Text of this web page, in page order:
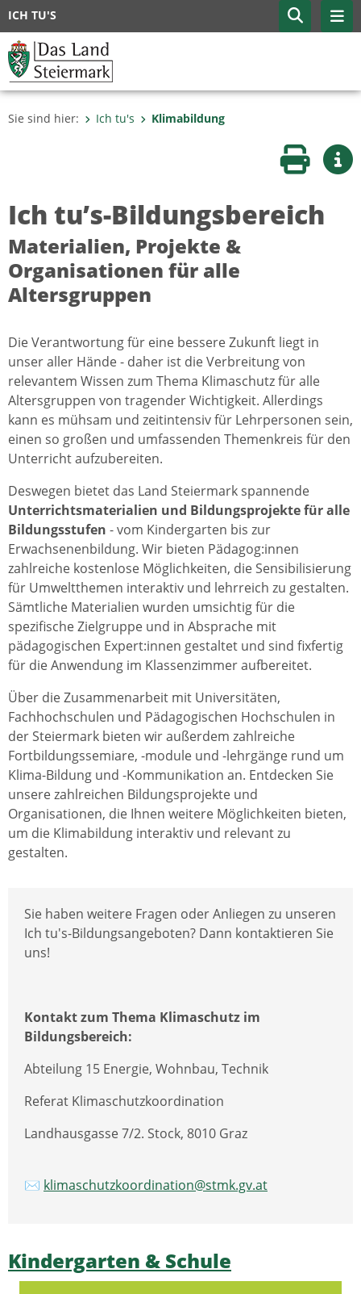
ICH TU'S
Sie sind hier: Ich tu's Klimabildung
Seite
Ich tu’s-Bildungsbereich
Materialien, Projekte &
Organisationen für alle
Altersgruppen
Die Verantwortung für eine bessere Zukunft liegt in
unser aller Hände - daher ist die Verbreitung von
relevantem Wissen zum Thema Klimaschutz für alle
Altersgruppen von tragender Wichtigkeit. Allerdings
kann es mühsam und zeitintensiv für Lehrpersonen sein,
einen so großen und umfassenden Themenkreis für den
Unterricht aufzubereiten.
Deswegen bietet das Land Steiermark spannende
Unterrichtsmaterialien und Bildungsprojekte für alle
Bildungsstufen - vom Kindergarten bis zur
Erwachsenenbildung. Wir bieten Pädagog:innen
zahlreiche kostenlose Möglichkeiten, die Sensibilisierung
für Umweltthemen interaktiv und lehrreich zu gestalten.
Sämtliche Materialien wurden umsichtig für die
spezifische Zielgruppe und in Absprache mit
pädagogischen Expert:innen gestaltet und sind fixfertig
für die Anwendung im Klassenzimmer aufbereitet.
Über die Zusammenarbeit mit Universitäten,
Fachhochschulen und Pädagogischen Hochschulen in
der Steiermark bieten wir außerdem zahlreiche
Fortbildungssemiare, -module und -lehrgänge rund um
Klima-Bildung und -Kommunikation an. Entdecken Sie
unsere zahlreichen Bildungsprojekte und
Organisationen, die Ihnen weitere Möglichkeiten bieten,
um die Klimabildung interaktiv und relevant zu
gestalten.
Sie haben weitere Fragen oder Anliegen zu unseren
Ich tu's-Bildungsangeboten? Dann kontaktieren Sie
uns!
Kontakt zum Thema Klimaschutz im
Bildungsbereich:
Abteilung 15 Energie, Wohnbau, Technik
Referat Klimaschutzkoordination
Landhausgasse 7/2. Stock, 8010 Graz
✉ klimaschutzkoordination@stmk.gv.at
Kindergarten & Schule